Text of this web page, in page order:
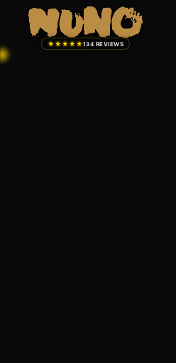
★★★★★134 REVIEWS